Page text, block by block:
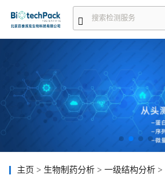
主页 > 生物制药分析 > 一级结构分析 >